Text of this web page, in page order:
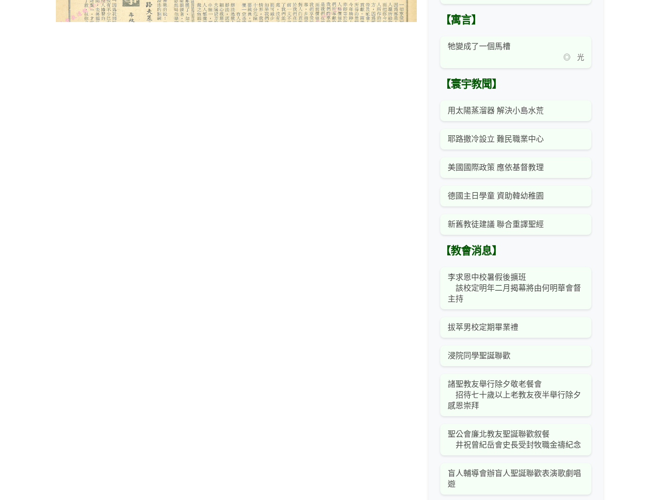
【寓言】
牠變成了一個馬槽
◎ 光
【寰宇教聞】
用太陽蒸溜器 解決小島水荒
耶路撒冷設立 難民職業中心
美國國際政策 應依基督教理
德國主日學童 資助韓幼稚園
新舊教徒建議 聯合重譯聖經
【教會消息】
李求恩中校暑假後擴班
該校定明年二月揭幕將由何明華會督
主持
拔萃男校定期畢業禮
浸院同學聖誕聯歡
諸聖教友舉行除夕敬老餐會
招待七十歲以上老教友夜半舉行除夕
感恩崇拜
聖公會廉北教友聖誕聯歡叙餐
井祝曾紀岳會史長受封牧職金禱紀念
盲人輔導會辦盲人聖誕聯歡表演歌劇唱
遊